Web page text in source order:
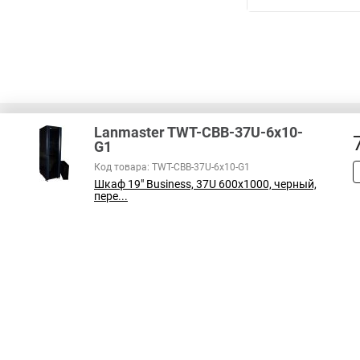
В соответствии с пунктом 2 статьи 437 ГК РФ, вся информация о
справочный характер и не является публичной офертой. При
на наличие интересующих вас функций и характеристик.
Lanmaster TWT-CBB-37U-6x10-
G1
Код товара: TWT-CBB-37U-6x10-G1
Шкаф 19" Business, 37U 600x1000, черный,
пере...